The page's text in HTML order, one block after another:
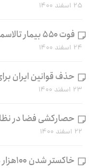
۲۵ اسفند ۱۴۰۰
فوت ۵۵۰ بیمار تالاسمی در سه سال اخیر
۲۴ اسفند ۱۴۰۰
حذف قوانین ایران
۲۳ اسفند ۱۴۰۰
حصارکشی فضا در
۲۲ اسفند ۱۴۰۰
خاکستر شدن ۱۰۰هزار هکتار جنگل و مرتع طی ۵ سال